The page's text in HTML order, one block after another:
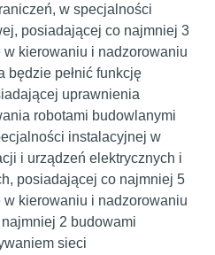
w specjalności
posiadającej co najmniej 3
w kierowaniu i nadzorowaniu
będzie pełnić funkcję
uprawnienia
robotami budowlanymi
instalacyjnej w
i urządzeń elektrycznych i
posiadającej co najmniej 5
w kierowaniu i nadzorowaniu
2 budowami
sieci